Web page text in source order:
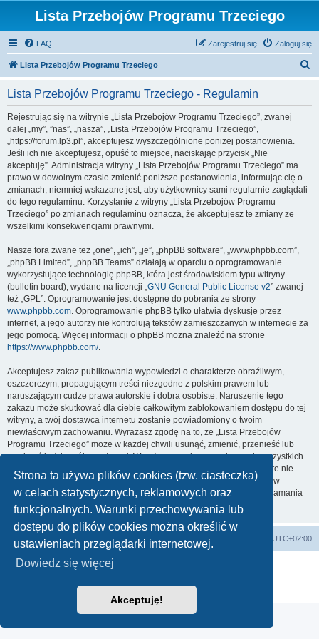
Strona ta używa plików cookies (tzw. ciasteczka)
w celach statystycznych, reklamowych oraz
funkcjonalnych. Warunki przechowywania lub
dostępu do plików cookies można określić w
ustawieniach przeglądarki internetowej.
Dowiedz się więcej
Akceptuję!
Lista Przebojów Programu Trzeciego
FAQ Zaloguj się
Zarejestruj się
Lista Przebojów Programu Trzeciego
Lista Przebojów Programu Trzeciego - Regulamin
Rejestrując się na witrynie „Lista Przebojów Programu Trzeciego”, zwanej
dalej „my”, ”nas”, „nasza”, „Lista Przebojów Programu Trzeciego”,
„https://forum.lp3.pl”, akceptujesz wyszczególnione poniżej postanowienia.
Jeśli ich nie akceptujesz, opuść to miejsce, naciskając przycisk „Nie
akceptuję”. Administracja witryny „Lista Przebojów Programu Trzeciego” ma
prawo w dowolnym czasie zmienić poniższe postanowienia, informując cię o
zmianach, niemniej wskazane jest, aby użytkownicy sami regularnie zaglądali
do tego regulaminu. Korzystanie z witryny „Lista Przebojów Programu
Trzeciego” po zmianach regulaminu oznacza, że akceptujesz te zmiany ze
wszelkimi konsekwencjami prawnymi.
Nasze fora zwane też „one”, „ich”, „je”, „phpBB software”, „www.phpbb.com”,
„phpBB Limited”, „phpBB Teams” działają w oparciu o oprogramowanie
wykorzystujące technologię phpBB, która jest środowiskiem typu witryny
(bulletin board), wydane na licencji „GNU General Public License v2” zwanej
też „GPL”. Oprogramowanie jest dostępne do pobrania ze strony
www.phpbb.com. Oprogramowanie phpBB tylko ułatwia dyskusje przez
internet, a jego autorzy nie kontrolują tekstów zamieszczanych w internecie za
jego pomocą. Więcej informacji o phpBB można znaleźć na stronie
https://www.phpbb.com/.
Akceptujesz zakaz publikowania wypowiedzi o charakterze obraźliwym,
oszczerczym, propagującym treści niezgodne z polskim prawem lub
naruszającym cudze prawa autorskie i dobra osobiste. Naruszenie tego
zakazu może skutkować dla ciebie całkowitym zablokowaniem dostępu do tej
witryny, a twój dostawca internetu zostanie powiadomiony o twoim
niewłaściwym zachowaniu. Wyrażasz zgodę na to, że „Lista Przebojów
Programu Trzeciego” może w każdej chwili usunąć, zmienić, przenieść lub
zamknąć każdy twój temat, post. Wyrażasz zgodę na zapisywanie wszystkich
podanych przez ciebie informacji w naszej bazie danych. Informacje te nie
będą przekazywane nikomu bez twojej zgody, ale ani „Lista Przebojów
Programu Trzeciego”, ani phpBB nie ponosi odpowiedzialności za włamania
do witryny, podczas których może dojść do kradzieży danych.
Lista Przebojów Programu Trzeciego UTC+02:00
Technologię dostarcza
Zasady ochrony danych osobowych